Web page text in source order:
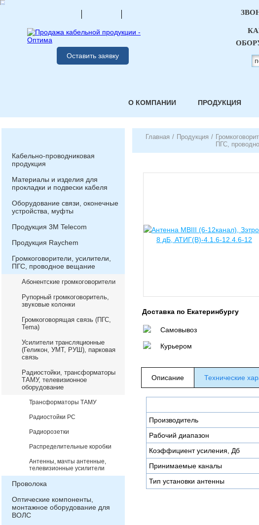
Оставить заявку
О КОМПАНИИ ПРОДУКЦИЯ
Кабельно-проводниковая
продукция
Материалы и изделия для
прокладки и подвески кабеля
Оборудование связи, оконечные
устройства, муфты
Продукция 3М Telecom
Продукция Raychem
Громкоговорители, усилители,
ПГС, проводное вещание
Абонентские громкоговорители
Рупорный громкоговоритель,
звуковые колонки
Громкоговорящая связь (ПГС,
Теma)
Усилители трансляционные
(Геликон, УМТ, РУШ), парковая
связь
Радиостойки, трансформаторы
ТАМУ, телевизионное
оборудование
Трансформаторы ТАМУ
Радиостойки РС
Радиорозетки
Распределительные коробки
Антенны, мачты антенные,
телевизионные усилители
Проволока
Оптические компоненты,
монтажное оборудование для
ВОЛС
Главная / Продукция /
ПГС,
Доставка по Екатеринбургу
Самовывоз
Курьером
Описание Технические
Производитель
Рабочий диапазон
Коэффициент усиления, Дб
Принимаемые каналы
Тип установки антенны